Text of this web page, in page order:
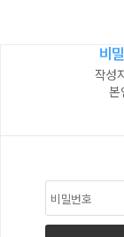
비
작성
본